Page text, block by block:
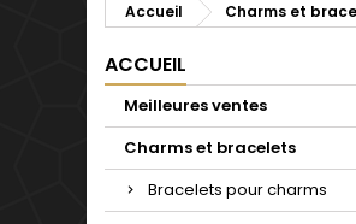
Accueil Charms et
ACCUEIL
Meilleures ventes
Charms et bracelets
Bracelets pour charms